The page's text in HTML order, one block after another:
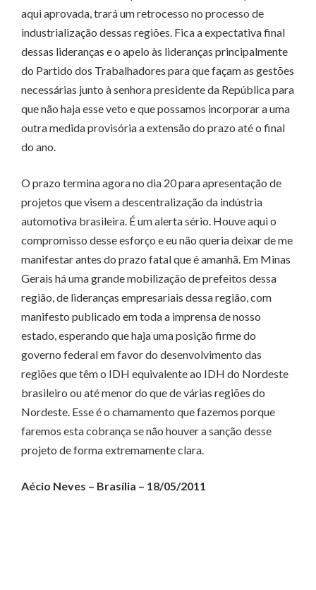
aqui aprovada, trará um retrocesso no processo de
industrialização dessas regiões. Fica a expectativa final
dessas lideranças e o apelo às lideranças principalmente
do Partido dos Trabalhadores para que façam as gestões
necessárias junto à senhora presidente da República para
que não haja esse veto e que possamos incorporar a uma
outra medida provisória a extensão do prazo até o final
do ano.
O prazo termina agora no dia 20 para apresentação de
projetos que visem a descentralização da indústria
automotiva brasileira. É um alerta sério. Houve aqui o
compromisso desse esforço e eu não queria deixar de me
manifestar antes do prazo fatal que é amanhã. Em Minas
Gerais há uma grande mobilização de prefeitos dessa
região, de lideranças empresariais dessa região, com
manifesto publicado em toda a imprensa de nosso
estado, esperando que haja uma posição firme do
governo federal em favor do desenvolvimento das
regiões que têm o IDH equivalente ao IDH do Nordeste
brasileiro ou até menor do que de várias regiões do
Nordeste. Esse é o chamamento que fazemos porque
faremos esta cobrança se não houver a sanção desse
projeto de forma extremamente clara.
Aécio Neves – Brasília – 18/05/2011